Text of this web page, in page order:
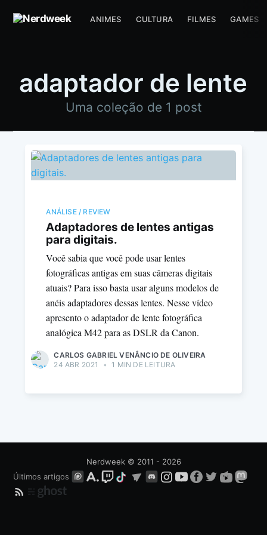
ANIMES CULTURA FILMES GAMES
adaptador de lente
Uma coleção de 1 post
ANÁLISE / REVIEW
Adaptadores de lentes antigas
para digitais.
Você sabia que você pode usar lentes
fotográficas antigas em suas câmeras digitais
atuais? Para isso basta usar alguns modelos de
anéis adaptadores dessas lentes. Nesse vídeo
apresento o adaptador de lente fotográfica
analógica M42 para as DSLR da Canon.
CARLOS GABRIEL VENÂNCIO DE OLIVEIRA
24 ABR 2021
• 1 MIN DE LEITURA
Nerdweek© 2011 - 2026
Últimos artigos